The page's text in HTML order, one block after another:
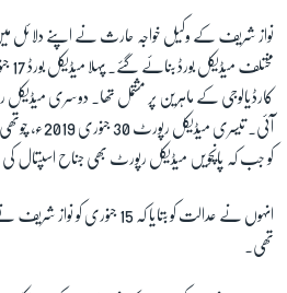
زبان
نواز شریف کے وکیل خواجہ حارث نے اپنے دلائل
کارڈیالوجی کے ماہرین پر مشتمل تھا۔ دوسری
کو جب کہ پانچویں میڈیکل رپورٹ بھی جناح اسپتال
انہوں نے عدالت کو بتایا کہ 15
تھی۔